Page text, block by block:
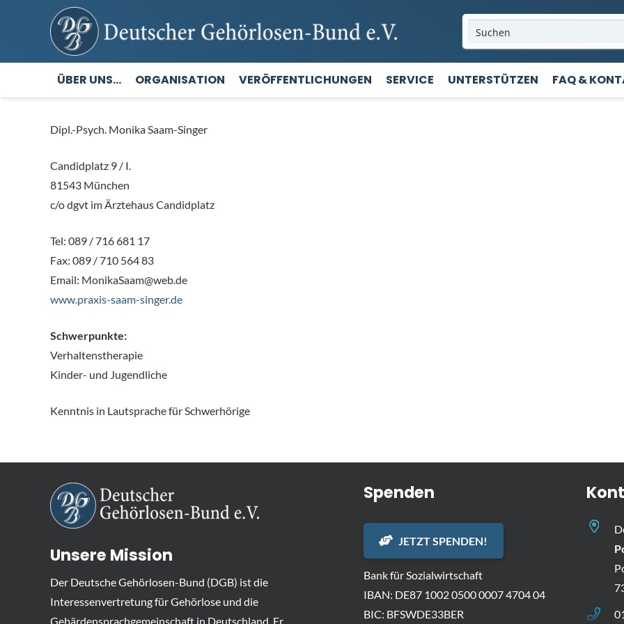
ÜBER UNS… ORGANISATION VERÖFFENTLICHUNGEN SERVICE UNTERSTÜTZEN FAQ &
Dipl.-Psych. Monika Saam-Singer
Candidplatz 9 / I.
81543 München
c/o dgvt im Ärztehaus Candidplatz
Tel: 089 / 716 681 17
Fax: 089 / 710 564 83
Email: MonikaSaam@web.de
www.praxis-saam-singer.de
Schwerpunkte:
Verhaltenstherapie
Kinder- und Jugendliche
Kenntnis in Lautsprache für Schwerhörige
Unsere Mission
Der Deutsche Gehörlosen-Bund (DGB) ist die
Interessenvertretung für Gehörlose und die
Gebärdensprachgemeinschaft in Deutschland. Er
Spenden
JETZT SPENDEN!
Bank für Sozialwirtschaft
IBAN: DE87 1002 0500 0007 4704 04
BIC: BFSWDE33BER